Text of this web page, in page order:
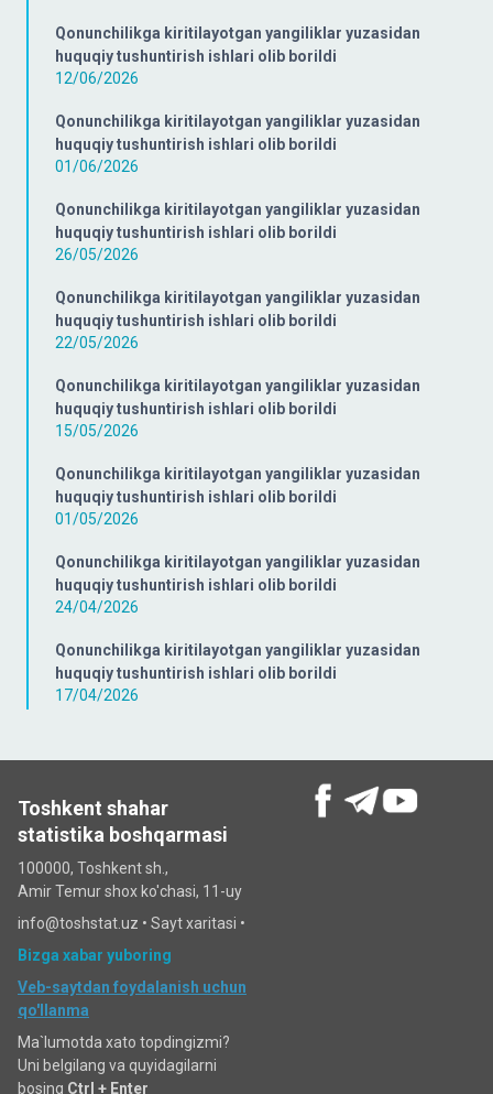
Qonunchilikga kiritilayotgan yangiliklar yuzasidan
huquqiy tushuntirish ishlari olib borildi
12/06/2026
Qonunchilikga kiritilayotgan yangiliklar yuzasidan
huquqiy tushuntirish ishlari olib borildi
01/06/2026
Qonunchilikga kiritilayotgan yangiliklar yuzasidan
huquqiy tushuntirish ishlari olib borildi
26/05/2026
Qonunchilikga kiritilayotgan yangiliklar yuzasidan
huquqiy tushuntirish ishlari olib borildi
22/05/2026
Qonunchilikga kiritilayotgan yangiliklar yuzasidan
huquqiy tushuntirish ishlari olib borildi
15/05/2026
Qonunchilikga kiritilayotgan yangiliklar yuzasidan
huquqiy tushuntirish ishlari olib borildi
01/05/2026
Qonunchilikga kiritilayotgan yangiliklar yuzasidan
huquqiy tushuntirish ishlari olib borildi
24/04/2026
Qonunchilikga kiritilayotgan yangiliklar yuzasidan
huquqiy tushuntirish ishlari olib borildi
17/04/2026
Toshkent shahar
statistika boshqarmasi
100000, Toshkent sh.,
Amir Temur shox ko'chasi, 11-uy
info@toshstat.uz • Sayt xaritasi •
Bizga xabar yuboring
Veb-saytdan foydalanish uchun
qo'llanma
Ma`lumotda xato topdingizmi?
Uni belgilang va quyidagilarni
bosing Ctrl + Enter